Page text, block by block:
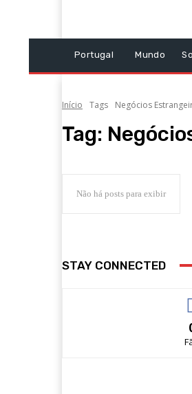
Portugal Mundo
Início Tags Negócios
Tag:
Não há posts para exibir
STAY CONNECTED